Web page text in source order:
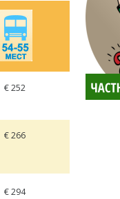
€ 252
€ 266
€ 294